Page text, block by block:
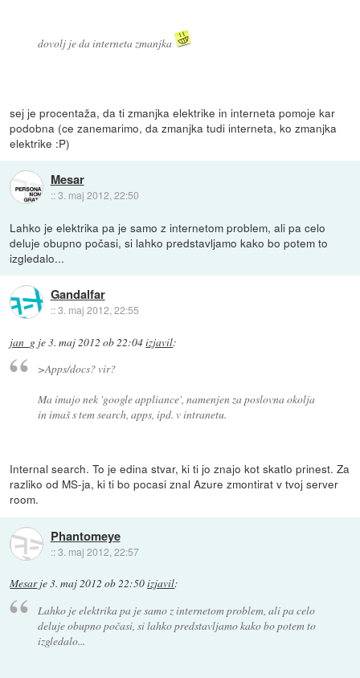
dovolj je da interneta zmanjka
sej je procentaža, da ti zmanjka elektrike in interneta pomoje kar
podobna (ce zanemarimo, da zmanjka tudi interneta, ko zmanjka
elektrike :P)
Mesar
::3. maj 2012, 22:50
Lahko je elektrika pa je samo z internetom problem, ali pa celo
deluje obupno počasi, si lahko predstavljamo kako bo potem to
izgledalo...
Gandalfar
::3. maj 2012, 22:55
jan_g je3. maj 2012 ob 22:04izjavil:
>Apps/docs? vir?
Ma imajo nek 'google appliance', namenjen za poslovna okolja
in imaš s tem search, apps, ipd. v intranetu.
Internal search. To je edina stvar, ki ti jo znajo kot skatlo prinest. Za
razliko od MS-ja, ki ti bo pocasi znal Azure zmontirat v tvoj server
room.
Phantomeye
::3. maj 2012, 22:57
Mesarje3. maj 2012 ob 22:50izjavil:
Lahko je elektrika pa je samo z internetom problem, ali pa celo
deluje obupno počasi, si lahko predstavljamo kako bo potem to
izgledalo...